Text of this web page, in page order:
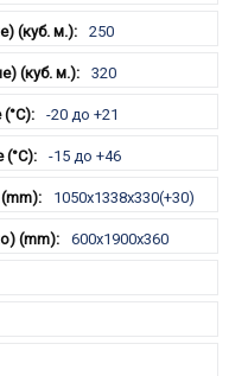
250
320
-20 до +21
-15 до +46
1050x1338x330(+30)
600x1900x360